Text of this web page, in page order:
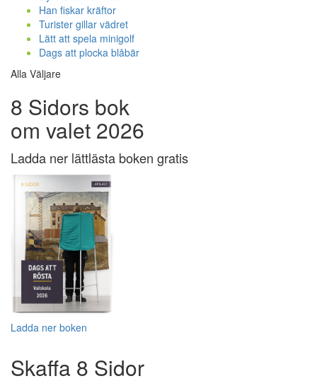
Han fiskar kräftor
Turister gillar vädret
Lätt att spela minigolf
Dags att plocka blåbär
Alla Väljare
8 Sidors bok
om valet 2026
Ladda ner lättlästa boken gratis
Ladda ner boken
Skaffa 8 Sidor